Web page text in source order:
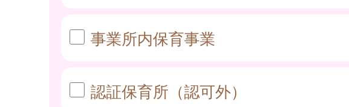
事業所内保育事業
認証保育所（認可外）